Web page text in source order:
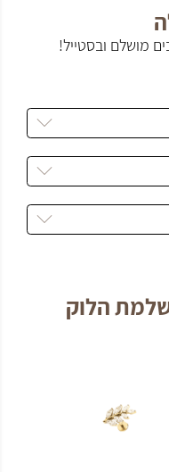
מושלם ובסטייל!
הלוק